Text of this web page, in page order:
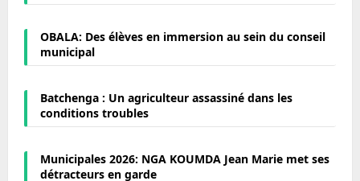
OBALA: Des élèves en immersion au sein du conseil
municipal
Batchenga : Un agriculteur assassiné dans les
conditions troubles
Municipales 2026: NGA KOUMDA Jean Marie met ses
détracteurs en garde